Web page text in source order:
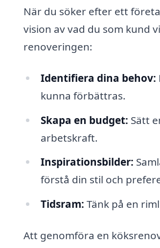
När du söker efter ett
vision av vad du som kund
renoveringen:
Identifiera dina behov:
kunna förbättras.
Skapa en budget: Sätt
arbetskraft.
Inspirationsbilder:
förstå din stil och
Tidsram: Tänk på en
Att genomföra en